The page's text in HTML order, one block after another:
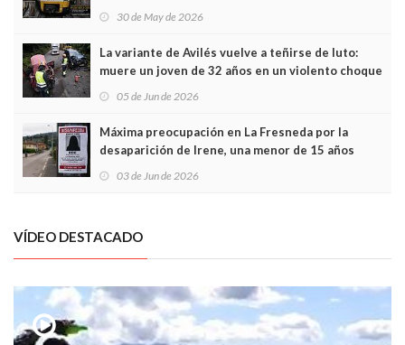
sobrecoste de los trenes que no cabían por los
30 de May de 2026
La variante de Avilés vuelve a teñirse de luto:
muere un joven de 32 años en un violento choque
frontal
05 de Jun de 2026
Máxima preocupación en La Fresneda por la
desaparición de Irene, una menor de 15 años
03 de Jun de 2026
VÍDEO DESTACADO